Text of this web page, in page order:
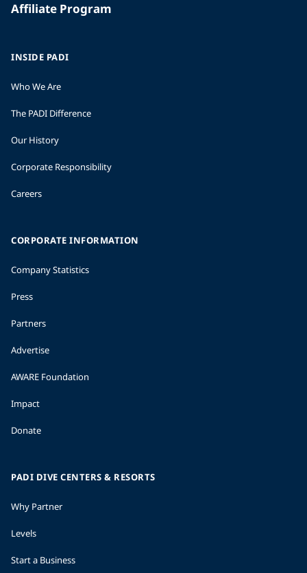
Affiliate Program
INSIDE PADI
Who We Are
The PADI Difference
Our History
Corporate Responsibility
Careers
CORPORATE INFORMATION
Company Statistics
Press
Partners
Advertise
AWARE Foundation
Impact
Donate
PADI DIVE CENTERS & RESORTS
Why Partner
Levels
Start a Business